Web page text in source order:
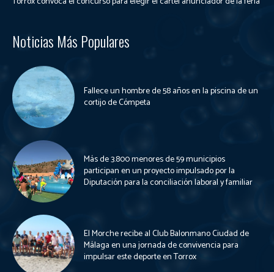
Noticias Más Populares
Fallece un hombre de 58 años en la piscina de un
cortijo de Cómpeta
Más de 3.800 menores de 59 municipios
participan en un proyecto impulsado por la
Diputación para la conciliación laboral y familiar
El Morche recibe al Club Balonmano Ciudad de
Málaga en una jornada de convivencia para
impulsar este deporte en Torrox